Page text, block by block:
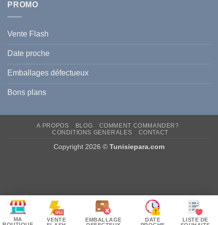
PROMO
Vente Flash
Date proche
Emballages défectueux
Bons plans
A PROPOS BLOG
COMMENT COMMANDER?
CONDITIONS GENERALES
CONTACT
Copyright 2026 © Tunisiepara.com
MA
VENTE
EMBALLAGE
DATE
LISTE DE